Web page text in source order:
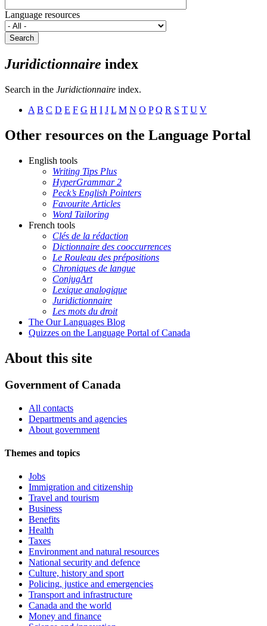
Language resources
Search
Juridictionnaire index
Search in the Juridictionnaire index.
A B C D E F G H I J L M N O P Q R S T U V
Other resources on the Language Portal
English tools
Writing Tips Plus
HyperGrammar 2
Peck’s English Pointers
Favourite Articles
Word Tailoring
French tools
Clés de la rédaction
Dictionnaire des cooccurrences
Le Rouleau des prépositions
Chroniques de langue
ConjugArt
Lexique analogique
Juridictionnaire
Les mots du droit
The Our Languages Blog
Quizzes on the Language Portal of Canada
About this site
Government of Canada
All contacts
Departments and agencies
About government
Themes and topics
Jobs
Immigration and citizenship
Travel and tourism
Business
Benefits
Health
Taxes
Environment and natural resources
National security and defence
Culture, history and sport
Policing, justice and emergencies
Transport and infrastructure
Canada and the world
Money and finance